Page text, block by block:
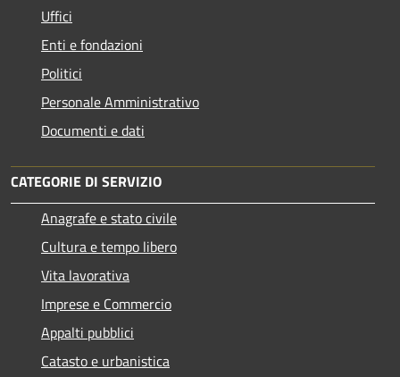
Uffici
Enti e fondazioni
Politici
Personale Amministrativo
Documenti e dati
CATEGORIE DI SERVIZIO
Anagrafe e stato civile
Cultura e tempo libero
Vita lavorativa
Imprese e Commercio
Appalti pubblici
Catasto e urbanistica